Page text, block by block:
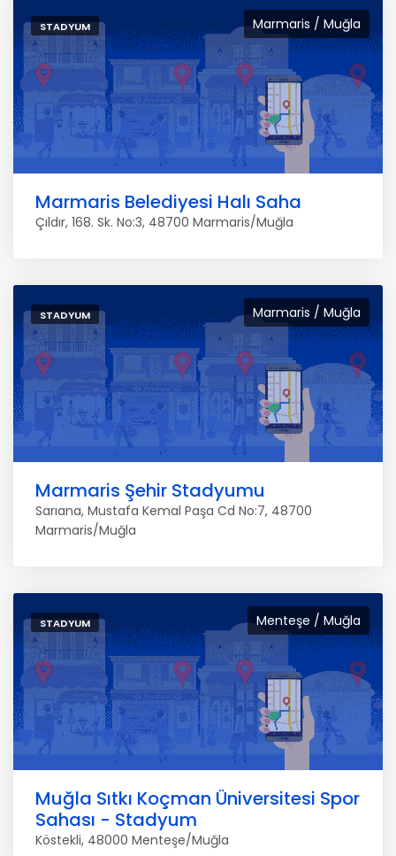
Marmaris / Muğla
STADYUM
Marmaris Belediyesi Halı Saha
Çıldır, 168. Sk. No:3, 48700 Marmaris/Muğla
Marmaris / Muğla
STADYUM
Marmaris Şehir Stadyumu
Sarıana, Mustafa Kemal Paşa Cd No:7, 48700
Marmaris/Muğla
Menteşe / Muğla
STADYUM
Muğla Sıtkı Koçman Üniversitesi Spor
Sahası - Stadyum
Köstekli, 48000 Menteşe/Muğla